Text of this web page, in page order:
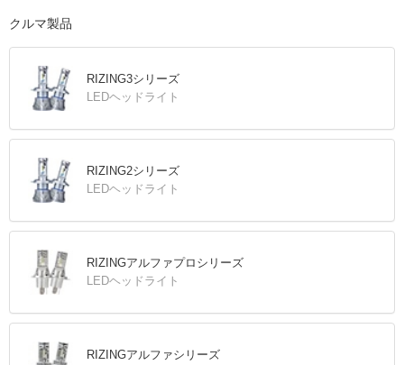
クルマ製品
RIZING3シリーズ
LEDヘッドライト
RIZING2シリーズ
LEDヘッドライト
RIZINGアルファプロシリーズ
LEDヘッドライト
RIZINGアルファシリーズ